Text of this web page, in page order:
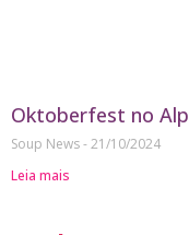
Oktoberfest no
Soup News 21/10/2024
Leia mais